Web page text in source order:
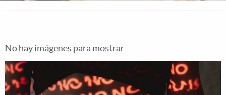
No hay imágenes para mostrar